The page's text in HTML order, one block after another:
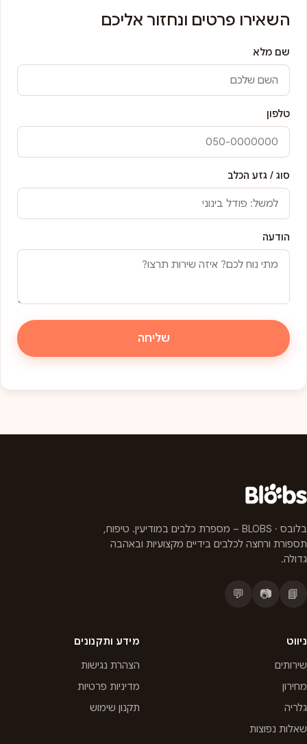
השאירו פרטים ונחזור אליכם
שם מלא
טלפון
סוג / גזע הכלב
הודעה
שליחה
בלובס · BLOBS – מספרת כלבים במודיעין. טיפוח,
תספורת ורחצה לכלבים בידיים מקצועיות ובאהבה
גדולה.
📘
📷
💬
ניווט
שירותים
מחירון
גלריה
שאלות נפוצות
מידע ותקנונים
הצהרת נגישות
מדיניות פרטיות
תקנון שימוש